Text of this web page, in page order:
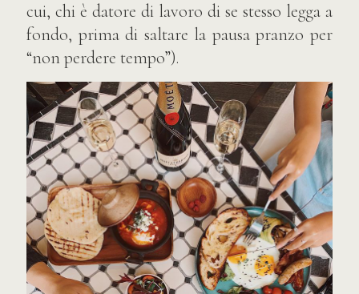
cui, chi è datore di lavoro di se stesso legga a
fondo, prima di saltare la pausa pranzo per
“non perdere tempo”).